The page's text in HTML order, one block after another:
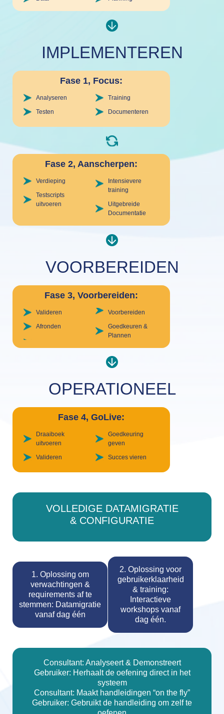
IMPLEMENTEREN
Fase 1, Focus:
Analyseren
Testen
Training
Documenteren
Fase 2, Aanscherpen:
Verdieping
Testscripts
uitvoeren
Intensievere
training
Uitgebreide
Documentatie
VOORBEREIDEN
Fase 3, Voorbereiden:
Valideren
Afronden
Voorbereiden
Goedkeuren &
Plannen
OPERATIONEEL
Fase 4, GoLive:
Draaiboek
uitvoeren
Valideren
Goedkeuring
geven
Succes vieren
VOLLEDIGE DATAMIGRATIE
& CONFIGURATIE
1. Oplossing om
verwachtingen &
requirements af te
stemmen: Datamigratie
vanaf dag één
2. Oplossing voor
gebruikerklaarheid
& training:
Interactieve
workshops vanaf
dag één.
Consultant: Analyseert & Demonstreert
Gebruiker: Herhaalt de oefening direct in het
systeem
Consultant: Maakt handleidingen “on the fly”
Gebruiker: Gebruikt de handleiding om zelf te